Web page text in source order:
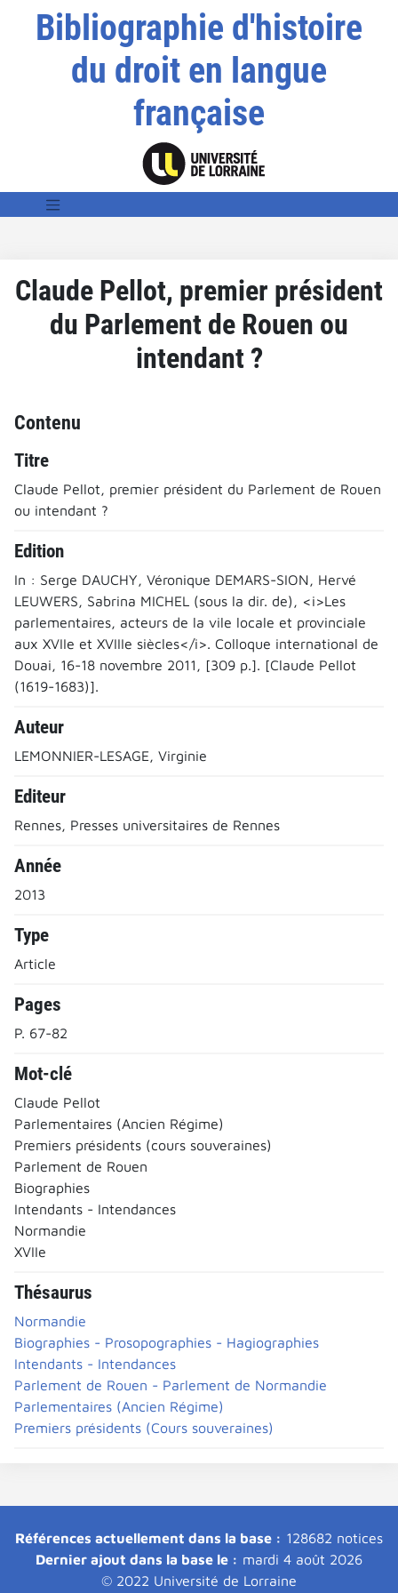
Bibliographie d'histoire
du droit en langue
française
Claude Pellot, premier président
du Parlement de Rouen ou
intendant ?
Contenu
Titre
Claude Pellot, premier président du Parlement de Rouen
ou intendant ?
Edition
In : Serge DAUCHY, Véronique DEMARS-SION, Hervé
LEUWERS, Sabrina MICHEL (sous la dir. de), <i>Les
parlementaires, acteurs de la vile locale et provinciale
aux XVIIe et XVIIIe siècles</i>. Colloque international de
Douai, 16-18 novembre 2011, [309 p.]. [Claude Pellot
(1619-1683)].
Auteur
LEMONNIER-LESAGE, Virginie
Editeur
Rennes, Presses universitaires de Rennes
Année
2013
Type
Article
Pages
P. 67-82
Mot-clé
Claude Pellot
Parlementaires (Ancien Régime)
Premiers présidents (cours souveraines)
Parlement de Rouen
Biographies
Intendants - Intendances
Normandie
XVIIe
Thésaurus
Normandie
Biographies - Prosopographies - Hagiographies
Intendants - Intendances
Parlement de Rouen - Parlement de Normandie
Parlementaires (Ancien Régime)
Premiers présidents (Cours souveraines)
Références actuellement dans la base : 128682 notices
Dernier ajout dans la base le : mardi 4 août 2026
© 2022 Université de Lorraine